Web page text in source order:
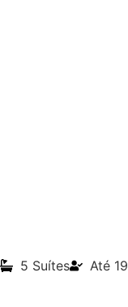
5 Suítes Até